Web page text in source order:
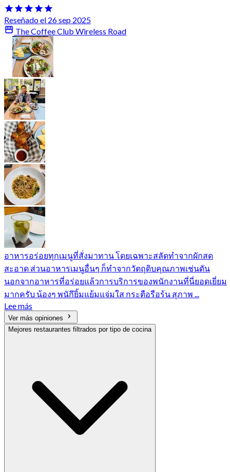
Reseñado el 26 sep 2025
The Coffee Club Wireless Road
อาหารอร่อยทุกเมนูที่สั่งมาทาน โดยเฉพาะสลัดทำจากผักสด
สะอาด ส่วนอาหารเมนูอื่นๆ ก็ทำจากวัตถุดิบคุณภาพเช่นดัน
นอกจากอาหารที่อร่อยแล้วการบริการของพนักงานที่นี่ยอดเยี่ยม
มากครับ น้องๆ พนักึยิ้มแย้มแจ่มใส กระตือรือร้น สุภาพ ...
Lee más
Ver más opiniones
Mejores restaurantes filtrados por tipo de cocina